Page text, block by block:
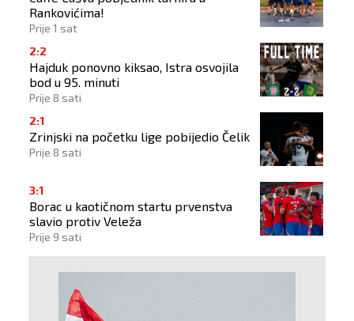
Rankovićima!
Prije 1 sat
2:2
Hajduk ponovno kiksao, Istra osvojila
bod u 95. minuti
Prije 8 sati
2:1
Zrinjski na početku lige pobijedio Čelik
Prije 8 sati
3:1
Borac u kaotičnom startu prvenstva
slavio protiv Veleža
Prije 9 sati